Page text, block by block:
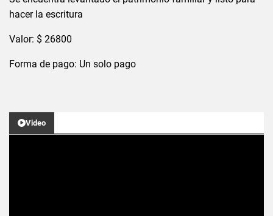
hacer la escritura
Valor: $ 26800
Forma de pago: Un solo pago
Video